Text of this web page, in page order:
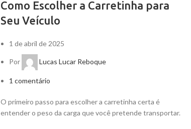
Como Escolher a Carretinha para
Seu Veículo
1 de abril de 2025
Por Lucas Lucar Reboque
1 comentário
O primeiro passo para escolher a carretinha certa é
entender o peso da carga que você pretende transportar.